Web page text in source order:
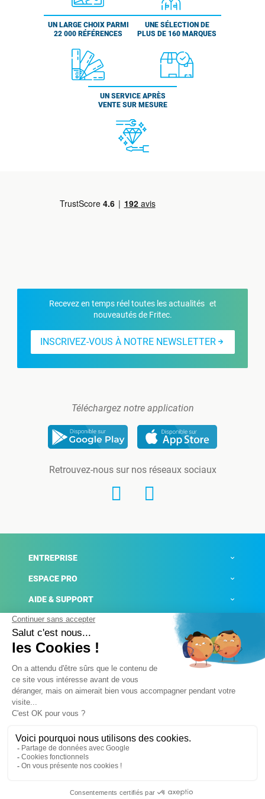
UN LARGE CHOIX PARMI
22 000 RÉFÉRENCES
UNE SÉLECTION DE
PLUS DE 160 MARQUES
UN SERVICE APRÈS
VENTE SUR MESURE
Recevez en temps réel toutes les actualités et
nouveautés de Fritec.
INSCRIVEZ-VOUS À NOTRE NEWSLETTER
Téléchargez notre application
Retrouvez-nous sur nos réseaux sociaux
ENTREPRISE
ESPACE PRO
AIDE & SUPPORT
ACTUALITÉS
Mentions légales
Conditions générales de ventes
Plateforme de signalement